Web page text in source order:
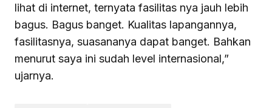
lihat di internet, ternyata fasilitas nya jauh lebih
bagus. Bagus banget. Kualitas lapangannya,
fasilitasnya, suasananya dapat banget. Bahkan
menurut saya ini sudah level internasional,”
ujarnya.